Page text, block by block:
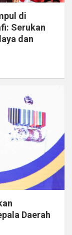
di
Serukan
dan
Daerah